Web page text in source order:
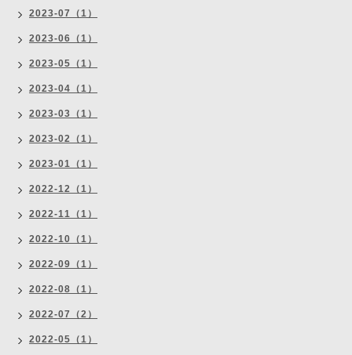
2023-07（1）
2023-06（1）
2023-05（1）
2023-04（1）
2023-03（1）
2023-02（1）
2023-01（1）
2022-12（1）
2022-11（1）
2022-10（1）
2022-09（1）
2022-08（1）
2022-07（2）
2022-05（1）